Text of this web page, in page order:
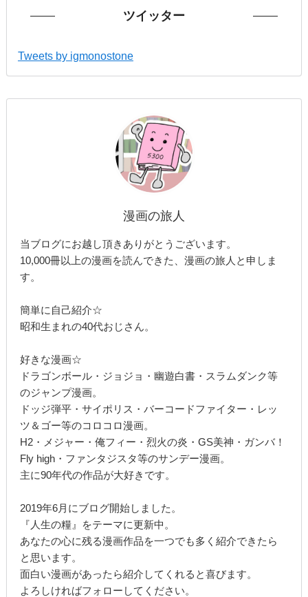
ツイッター
Tweets by igmonostone
漫画の旅人
当ブログにお越し頂きありがとうございます。
10,000冊以上の漫画を読んできた、漫画の旅人と申しま
す。
簡単に自己紹介☆
昭和生まれの40代おじさん。
好きな漫画☆
ドラゴンボール・ジョジョ・幽遊白書・スラムダンク等
のジャンプ漫画。
ドッジ弾平・サイポリス・バーコードファイター・レッ
ツ＆ゴー等のコロコロ漫画。
H2・メジャー・俺フィー・烈火の炎・GS美神・ガンバ！
Fly high・ファンタジスタ等のサンデー漫画。
主に90年代の作品が大好きです。
2019年6月にブログ開始しました。
『人生の糧』をテーマに更新中。
あなたの心に残る漫画作品を一つでも多く紹介できたら
と思います。
面白い漫画があったら紹介してくれると喜びます。
よろしければフォローしてください。